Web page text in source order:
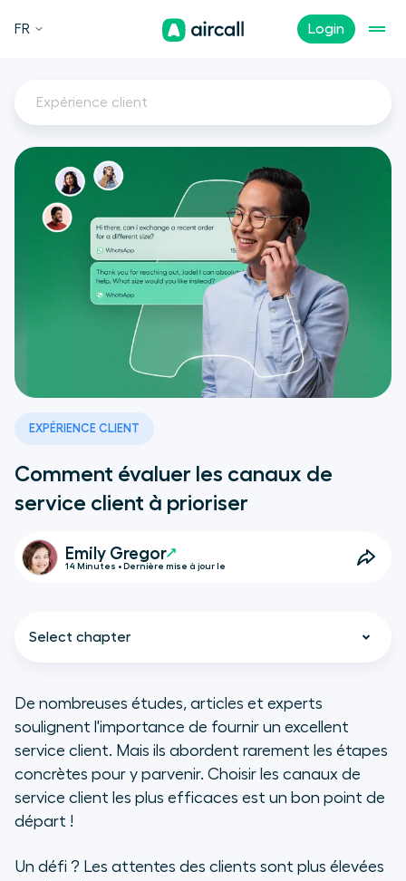
Login
FR
Expérience client
EXPÉRIENCE CLIENT
Comment évaluer les canaux de
service client à prioriser
Emily Gregor
14 Minutes • Dernière mise à jour le
Select chapter
TL;DR
Principaux canaux de service client
service client
De nombreuses études, articles et experts
soulignent l'importance de fournir un excellent
service client. Mais ils abordent rarement les étapes
concrètes pour y parvenir. Choisir les canaux de
service client les plus efficaces est un bon point de
départ !
Un défi ? Les attentes des clients sont plus élevées